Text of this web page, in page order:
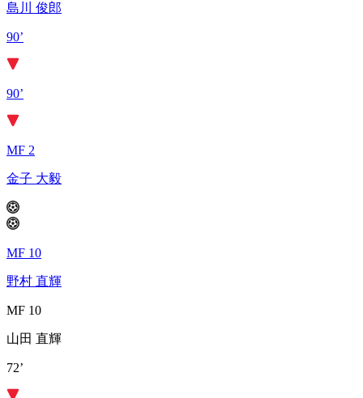
島川 俊郎
90’
90’
MF 2
金子 大毅
MF 10
野村 直輝
MF 10
山田 直輝
72’